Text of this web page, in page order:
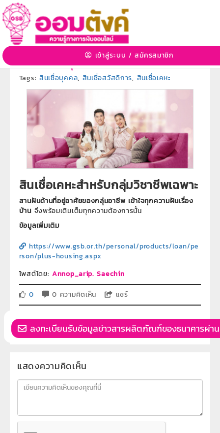
เข้าสู่ระบบ /สมัครสมาชิก
สินเชื่อเคหะสำหรับกลุ่มวิชาชีพเฉพาะ
2 ก.ค. 2563 14:57:09 | 4481 View
ผลิตภัณฑ์ธนาคารออมสิน» หมวดหมู่ย่อย:
ผลิตภัณฑ์สินเชื่อบุคคล
Tags: สินเชื่อบุคคล, สินเชื่อสวัสดิการ, สินเชื่อเคหะ
สินเชื่อเคหะสำหรับกลุ่มวิชาชีพเฉพาะ
สานฝันด้านที่อยู่อาศัยของกลุ่มอาชีพ เข้าใจทุกความฝันเรื่อง
บ้านจึงพร้อมเติมเต็มทุกความต้องการนั้น
ข้อมูลเพิ่มเติม
https://www.gsb.or.th/personal/products/loan/pe
rson/plus-housing.aspx
โพสต์โดย:Annop_arip. Saechin
0
0 ความคิดเห็น แชร์
ลงทะเบียนรับข้อมูลข่าวสารผลิตภัณฑ์ของธนาคารผ่า
แสดงความคิดเห็น